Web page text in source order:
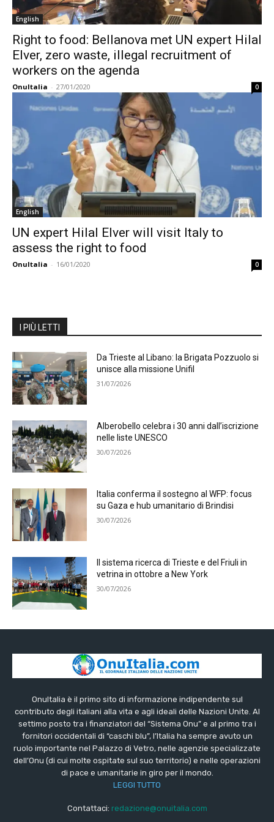
English
Right to food: Bellanova met UN expert Hilal
Elver, zero waste, illegal recruitment of
workers on the agenda
OnuItalia - 27/01/2020 0
English
UN expert Hilal Elver will visit Italy to
assess the right to food
OnuItalia - 16/01/2020 0
I PIÙ LETTI
Da Trieste al Libano: la Brigata Pozzuolo si
unisce alla missione Unifil
31/07/2026
Alberobello celebra i 30 anni dall’iscrizione
nelle liste UNESCO
30/07/2026
Italia conferma il sostegno al WFP: focus
su Gaza e hub umanitario di Brindisi
30/07/2026
Il sistema ricerca di Trieste e del Friuli in
vetrina in ottobre a New York
30/07/2026
OnuItalia è il primo sito di informazione indipendente sul
contributo degli italiani alla vita e agli ideali delle Nazioni Unite. Al
settimo posto tra i finanziatori del “Sistema Onu” e al primo tra i
fornitori occidentali di “caschi blu”, l’Italia ha sempre avuto un
ruolo importante nel Palazzo di Vetro, nelle agenzie specializzate
dell’Onu (di cui molte ospitate sul suo territorio) e nelle operazioni
di pace e umanitarie in giro per il mondo.
LEGGI TUTTO
Contattaci: redazione@onuitalia.com